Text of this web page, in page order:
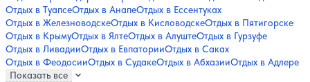
Отдых в ТуапсеОтдых в АнапеОтдых в Ессентуках
Отдых в ЖелезноводскеОтдых в КисловодскеОтдых в Пятигорске
Отдых в КрымуОтдых в ЯлтеОтдых в АлуштеОтдых в Гурзуфе
Отдых в ЛивадииОтдых в ЕвпаторииОтдых в Саках
Отдых в ФеодосииОтдых в СудакеОтдых в АбхазииОтдых в Адлере
Показать все